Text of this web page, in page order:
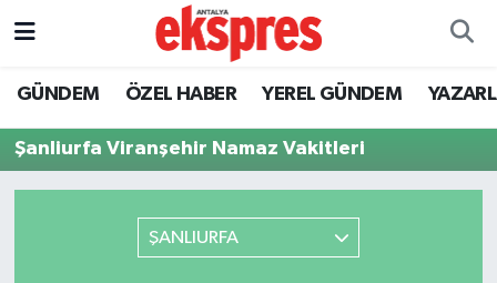
GÜNDEM ÖZEL HABER YEREL GÜNDEM
Şanliurfa Viranşehir Namaz Vakitleri
ŞANLIURFA
ÖZEL HABER
GÜNDEM
EKONOMİ
Nöbetçi Eczaneler
Hava Durumu
Süper Lig Puan Durumu ve Fikstür